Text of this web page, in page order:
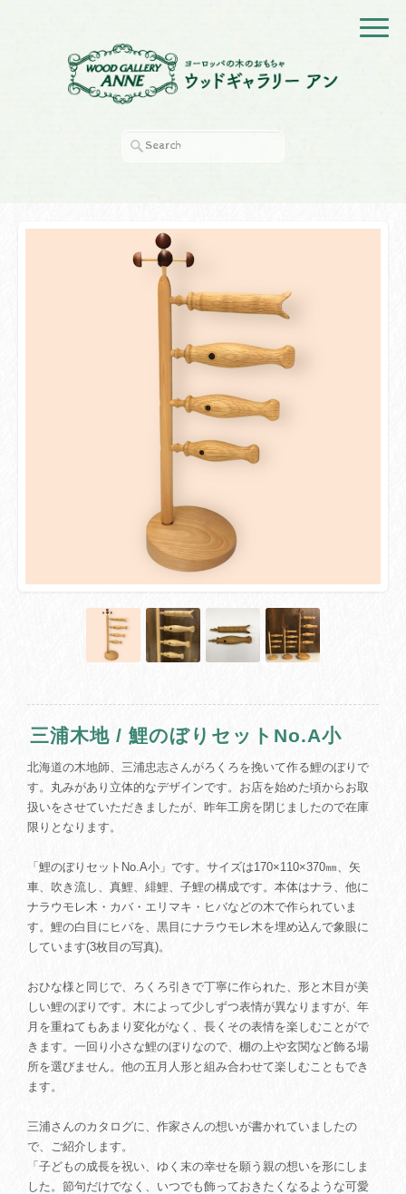
三浦木地 / 鯉のぼりセットNo.A小
北海道の木地師、三浦忠志さんがろくろを挽いて作る鯉のぼりで
す。丸みがあり立体的なデザインです。お店を始めた頃からお取
扱いをさせていただきましたが、昨年工房を閉じましたので在庫
限りとなります。
「鯉のぼりセットNo.A小」です。サイズは170×110×370㎜、矢
車、吹き流し、真鯉、緋鯉、子鯉の構成です。本体はナラ、他に
ナラウモレ木・カバ・エリマキ・ヒバなどの木で作られていま
す。鯉の白目にヒバを、黒目にナラウモレ木を埋め込んで象眼に
しています(3枚目の写真)。
おひな様と同じで、ろくろ引きで丁寧に作られた、形と木目が美
しい鯉のぼりです。木によって少しずつ表情が異なりますが、年
月を重ねてもあまり変化がなく、長くその表情を楽しむことがで
きます。一回り小さな鯉のぼりなので、棚の上や玄関など飾る場
所を選びません。他の五月人形と組み合わせて楽しむこともでき
ます。
三浦さんのカタログに、作家さんの想いが書かれていましたの
で、ご紹介します。
「子どもの成長を祝い、ゆく末の幸せを願う親の想いを形にしま
した。節句だけでなく、いつでも飾っておきたくなるような可愛